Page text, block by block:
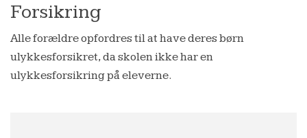
Forsikring
Alle forældre opfordres til at have deres børn
ulykkesforsikret, da skolen ikke har en
ulykkesforsikring på eleverne.